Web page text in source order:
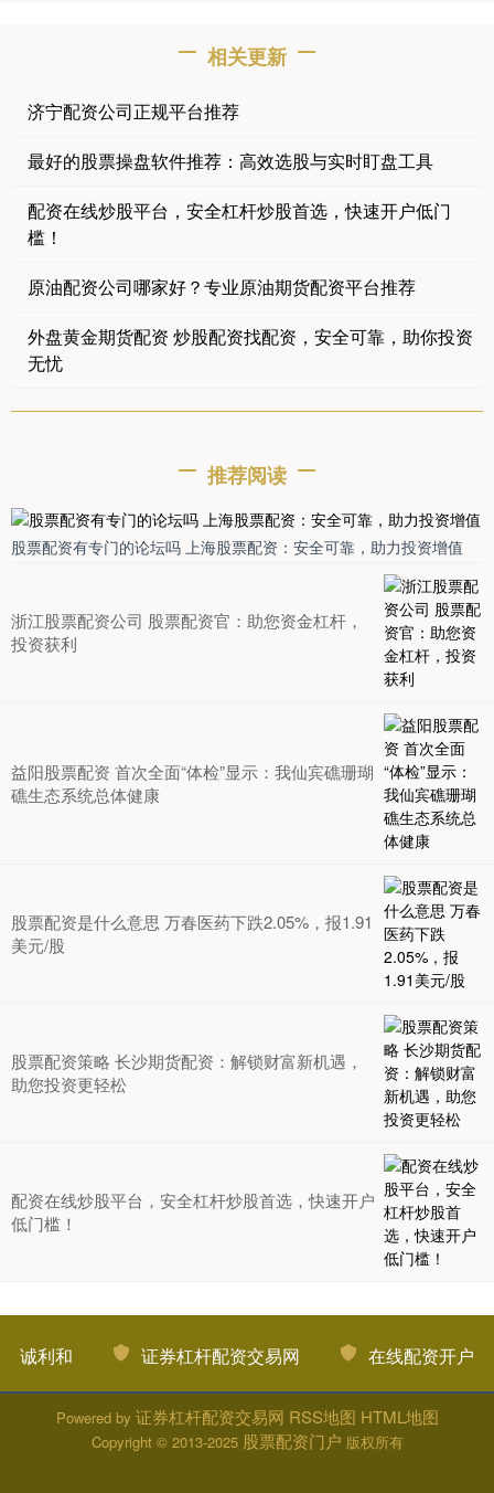
相关更新
济宁配资公司正规平台推荐
最好的股票操盘软件推荐：高效选股与实时盯盘工具
配资在线炒股平台，安全杠杆炒股首选，快速开户低门
槛！
原油配资公司哪家好？专业原油期货配资平台推荐
外盘黄金期货配资 炒股配资找配资，安全可靠，助你投资
无忧
推荐阅读
股票配资有专门的论坛吗 上海股票配资：安全可靠，助力投资增值
浙江股票配资公司 股票配资官：助您资金杠杆，
投资获利
益阳股票配资 首次全面“体检”显示：我仙宾礁珊瑚
礁生态系统总体健康
股票配资是什么意思 万春医药下跌2.05%，报1.91
美元/股
股票配资策略 长沙期货配资：解锁财富新机遇，
助您投资更轻松
配资在线炒股平台，安全杠杆炒股首选，快速开户
低门槛！
诚利和 证券杠杆配资交易网 在线配资开户
Powered by 证券杠杆配资交易网 RSS地图 HTML地图
Copyright © 2013-2025 股票配资门户 版权所有